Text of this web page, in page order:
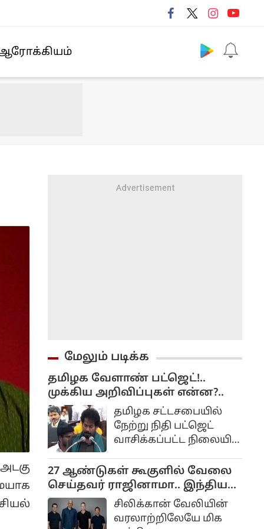
மேலும் படிக்க
தமிழக வேளாண் பட்ஜெட்!..
முக்கிய அறிவிப்புகள் என்ன?..
தமிழக சட்டசபையில்
நேற்று நிதி பட்ஜெட்
வாசிக்கப்பட்ட நிலையில்
பட்ஜெட் தாக்கல்
செய்யப்பட்டது.
27 ஆண்டுகள் கூகுளில் வேலை
செய்தவர் ராஜினாமா.. இந்திய
நண்பருடன் இணைந்து ஸ்டார்ட்
அப் தொடங்க திட்டம்...
சிலிக்கான் வேலியின்
வரலாற்றிலேயே மிக